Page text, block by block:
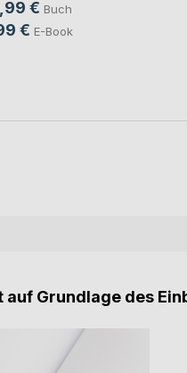
€ Buch
€ E-Book
Grundlage des